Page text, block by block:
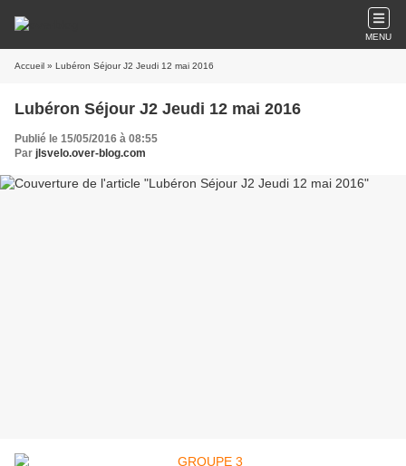
MENU
Accueil » Lubéron Séjour J2 Jeudi 12 mai 2016
Lubéron Séjour J2 Jeudi 12 mai 2016
Publié le 15/05/2016 à 08:55
Par jlsvelo.over-blog.com